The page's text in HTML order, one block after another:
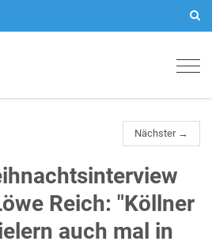
Nächster →
Reich: "Köllner
auch mal in